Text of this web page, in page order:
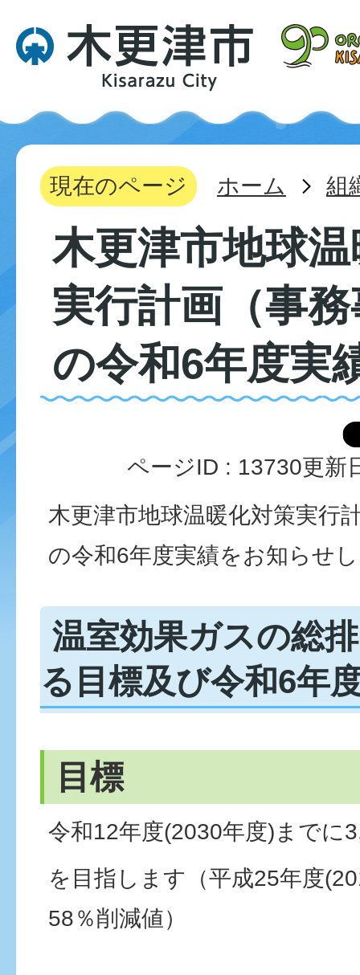
現在のページ ホーム 組
木更津市地球
実行計画（事
の令和6年度実
ページID : 13730更新
木更津市地球温暖化対策実行
の令和6年度実績をお知らせ
温室効果ガスの総
る目標及び令和6年
目標
令和12年度(2030年度)までに
を目指します（平成25年度
58％削減値）